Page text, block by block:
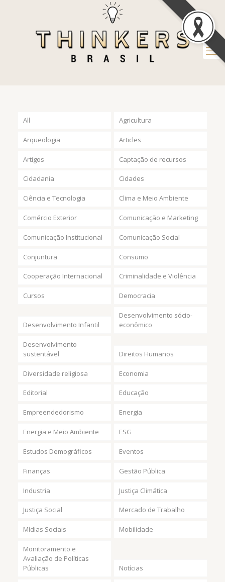
All Agricultura
Arqueologia Articles
Artigos Captação de recursos
Cidadania Cidades
Ciência e Tecnologia Clima e Meio Ambiente
Comércio Exterior Comunicação e Marketing
Comunicação Institucional Comunicação Social
Conjuntura Consumo
Cooperação Internacional Criminalidade e Violência
Cursos Democracia
Desenvolvimento Infantil
Desenvolvimento sócio-
econômico
Desenvolvimento
sustentável
Direitos Humanos
Diversidade religiosa Economia
Editorial Educação
Empreendedorismo Energia
Energia e Meio Ambiente ESG
Estudos Demográficos Eventos
Finanças Gestão Pública
Industria Justiça Climática
Justiça Social Mercado de Trabalho
Mídias Sociais Mobilidade
Monitoramento e
Avaliação de Políticas
Públicas
Notícias